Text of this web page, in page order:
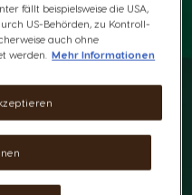
fällt beispielsweise die USA,
US-Behörden, zu Kontroll-
auch ohne
werden.
Mehr Informationen